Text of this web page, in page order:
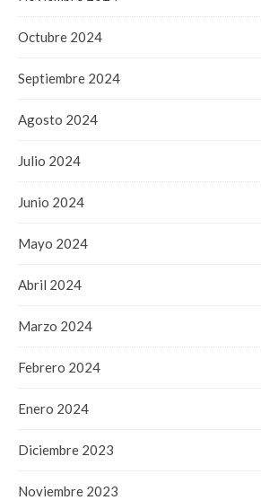
Octubre 2024
Septiembre 2024
Agosto 2024
Julio 2024
Junio 2024
Mayo 2024
Abril 2024
Marzo 2024
Febrero 2024
Enero 2024
Diciembre 2023
Noviembre 2023